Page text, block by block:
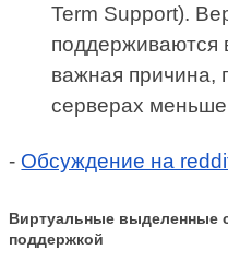
Term Support).
поддерживаются
важная причина,
серверах меньше
- Обсуждение на
Виртуальные выделенные
поддержкой